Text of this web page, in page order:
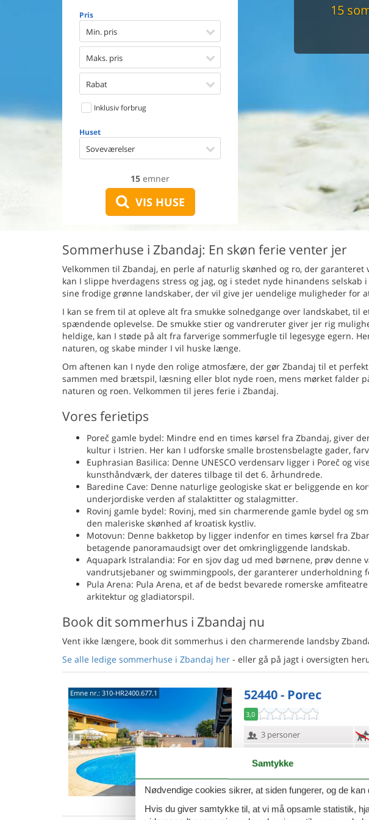
Pris
Min. pris
Maks. pris
Rabat
Inklusiv forbrug
Huset
Soveværelser
15 emner
VIS HUSE
Aircondition
Ladestander til elbil
15
Sommerhuse i Zbandaj: En skøn ferie venter jer
Velkommen til Zbandaj, en perle af naturlig skønhed og ro, der
kan I slippe hverdagens stress og jag, og i stedet nyde hinandens
sine frodige grønne landskaber, der vil give jer uendelige muligheder for
I kan se frem til at opleve alt fra smukke solnedgange over landskabet, til
spændende oplevelse. De smukke stier og vandreruter giver jer rig
heldige, kan I støde på alt fra farverige sommerfugle til legesyge egern.
naturen, og skabe minder I vil huske længe.
Om aftenen kan I nyde den rolige atmosfære, der gør Zbandaj til et
sammen med brætspil, læsning eller blot nyde roen, mens mørket falder
naturen og roen. Velkommen til jeres ferie i Zbandaj.
Vores ferietips
Poreč gamle bydel: Mindre end en times kørsel fra Zbandaj, giver
kultur i Istrien. Her kan I udforske smalle brostensbelagte gader,
Euphrasian Basilica: Denne UNESCO verdensarv ligger i Poreč og
kunsthåndværk, der dateres tilbage til det 6. århundrede.
Baredine Cave: Denne naturlige geologiske skat er beliggende en
underjordiske verden af stalaktitter og stalagmitter.
Rovinj gamle bydel: Rovinj, med sin charmerende gamle bydel og
den maleriske skønhed af kroatisk kystliv.
Motovun: Denne bakketop by ligger indenfor en times kørsel fra
betagende panoramaudsigt over det omkringliggende landskab.
Aquapark Istralandia: For en sjov dag ud med børnene, prøv
vandrutsjebaner og swimmingpools, der garanterer underholdning
Pula Arena: Pula Arena, et af de bedst bevarede romerske
arkitektur og gladiatorspil.
Book dit sommerhus i Zbandaj nu
Vent ikke længere, book dit sommerhus i den charmerende landsby
Se alle ledige sommerhuse i Zbandaj her - eller gå på jagt i oversigten
Emne nr.: 310-HR2400.677.1 52440 - Porec
3,0
3 personer
Vand 8000
Samtykke
Nødvendige cookies sikrer, at siden fungerer, og de
Hvis du giver samtykke til, at vi må opsamle statistik,